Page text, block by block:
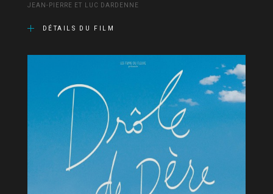
JEAN-PIERRE ET LUC DARDENNE
DÉTAILS DU FILM